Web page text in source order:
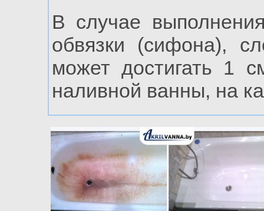
В случае
обвязки (сифона),
может достигать 1
наливной ванны, на